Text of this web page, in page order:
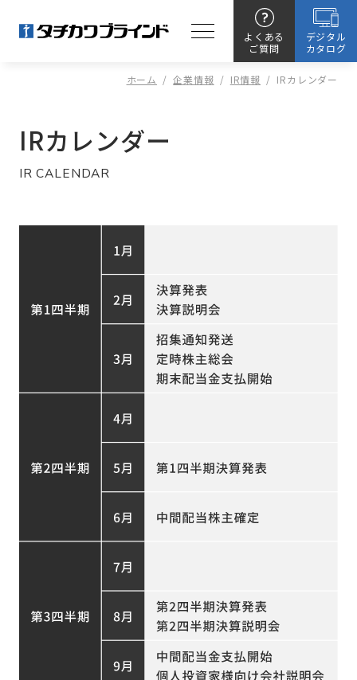
よくある
ご質問
デジタル
カタログ
ホーム / 企業情報 / IR情報 / IRカレンダー
IRカレンダー
IR CALENDAR